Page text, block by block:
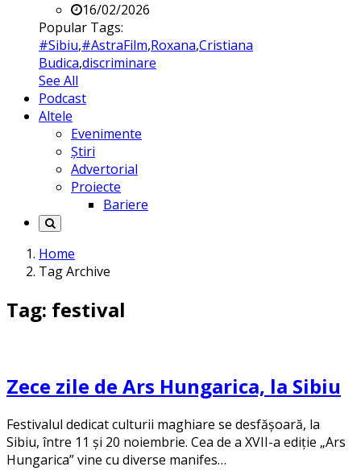
16/02/2026
Popular Tags:
#Sibiu,#AstraFilm,Roxana,Cristiana
Budica,discriminare
See All
Podcast
Altele
Evenimente
Știri
Advertorial
Proiecte
Bariere
Home
Tag Archive
Tag: festival
Zece zile de Ars Hungarica, la Sibiu
Festivalul dedicat culturii maghiare se desfășoară, la
Sibiu, între 11 și 20 noiembrie. Cea de a XVII-a ediție „Ars
Hungarica” vine cu diverse manifes…